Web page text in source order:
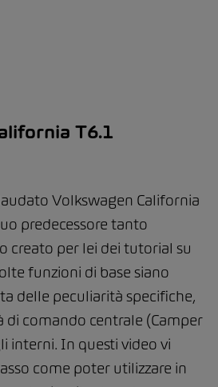
T6.1
Volkswagen California
predecessore tanto
creato per lei dei tutorial su
funzioni di base siano
delle peculiarità specifiche,
di comando centrale (Camper
interni. In questi video vi
come poter utilizzare in